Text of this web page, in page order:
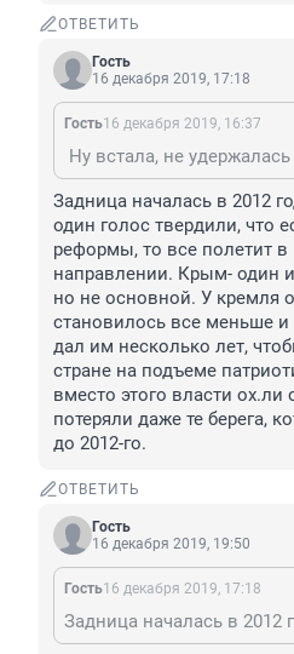
ОТВЕТИТЬ
Гость
16 декабря 2019, 17:18
Гость16 декабря 2019, 16:37
Задница началась в 2012
один голос твердили, что
реформы, то все полетит в
направлении. Крым- один
но не основной. У кремля
становилось все меньше
дал им несколько лет,
стране на подъеме
вместо этого власти ох.ли
потеряли даже те берега,
до 2012-го.
ОТВЕТИТЬ
Гость
16 декабря 2019, 19:50
Гость16 декабря 2019, 17:18